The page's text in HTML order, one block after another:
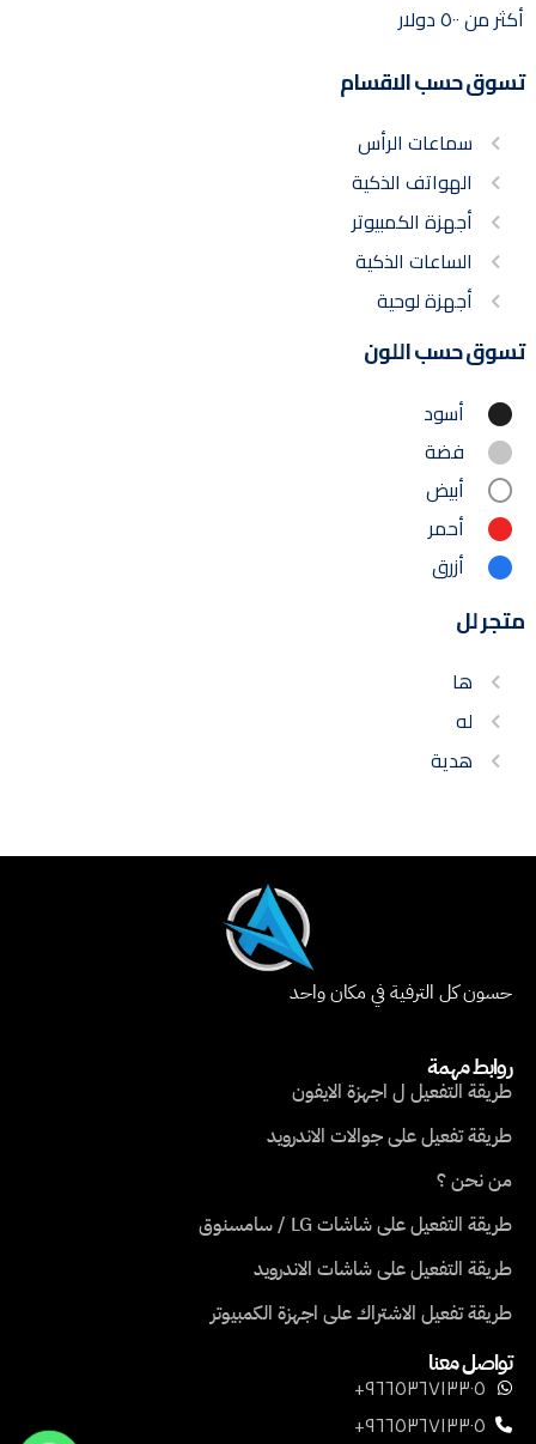
أكثر من ٥٠٠ دولار
تسوق حسب الاقسام
سماعات الرأس
الهواتف الذكية
أجهزة الكمبيوتر
الساعات الذكية
أجهزة لوحية
تسوق حسب اللون
أسود
فضة
أبيض
أحمر
أزرق
متجر لل
ها
له
هدية
حسون كل الترفية في مكان واحد
روابط مهمة
طريقة التفعيل ل اجهزة الايفون
طريقة تفعيل على جوالات الاندرويد
من نحن ؟
طريقة التفعيل على شاشات LG / سامسنوق
طريقة التفعيل على شاشات الاندرويد
طريقة تفعيل الاشتراك على اجهزة الكمبيوتر
تواصل معنا
٩٦٦٥٣٦٧١٣٣٠٥+
٩٦٦٥٣٦٧١٣٣٠٥+